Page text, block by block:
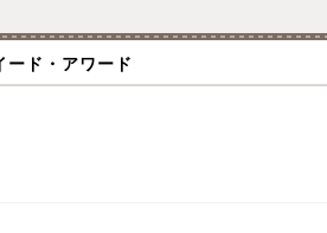
ード・アワード